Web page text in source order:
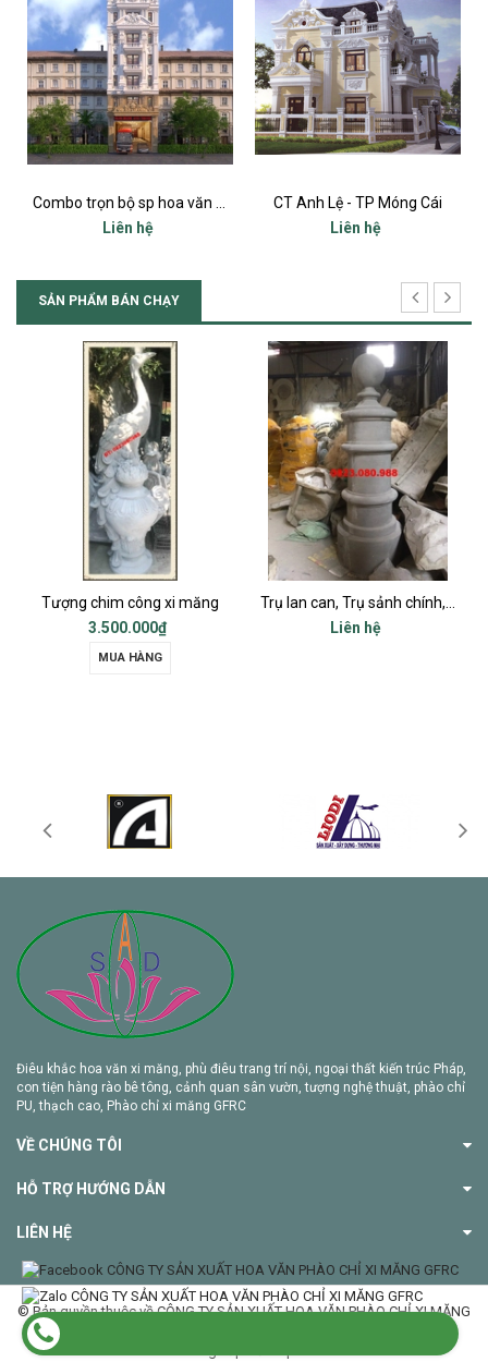
Combo trọn bộ sp hoa văn phù điêu trang trí nhà phố Tân cổ điển
CT Anh Lệ - TP Móng Cái
Dinh thự
SẢN PHẨM BÁN CHẠY
công xi măng
Trụ lan can, Trụ sảnh chính, Trụ cột ban công, Trụ bậc tam cấp
Điêu khắc hoa văn xi măng, phù điêu trang trí nội, ngoại thất kiến trúc Pháp,
con tiện hàng rào bê tông, cảnh quan sân vườn, tượng nghệ thuật, phào chỉ
PU, thạch cao, Phào chỉ xi măng GFRC
VỀ CHÚNG TÔI
HỖ TRỢ HƯỚNG DẪN
LIÊN HỆ
© Bản quyền thuộc về CÔNG TY SẢN XUẤT HOA VĂN PHÀO CHỈ XI MĂNG